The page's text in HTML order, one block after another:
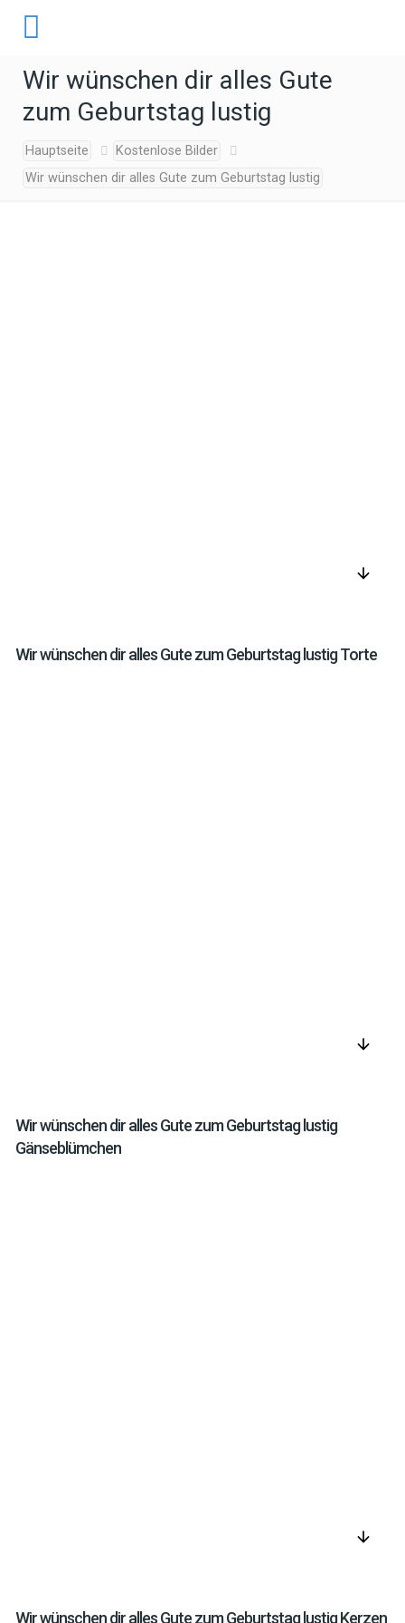
Wir wünschen dir alles Gute
zum Geburtstag lustig
Hauptseite
Kostenlose Bilder
Wir wünschen dir alles Gute zum Geburtstag lustig
arrow_downward
Wir wünschen dir alles Gute zum Geburtstag lustig Torte
arrow_downward
Wir wünschen dir alles Gute zum Geburtstag lustig
Gänseblümchen
arrow_downward
Wir wünschen dir alles Gute zum Geburtstag lustig Kerzen